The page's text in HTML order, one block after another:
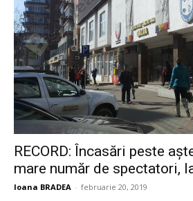
RECORD: Încasări peste
mare număr de spectatori,
Ioana BRADEA - februarie 20, 2019